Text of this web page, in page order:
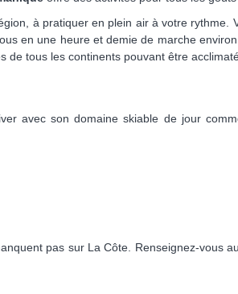
à pratiquer en plein air à votre rythme.
en une heure et demie de marche
tous les continents pouvant être
avec son domaine skiable de jour
pas sur La Côte. Renseignez-vous